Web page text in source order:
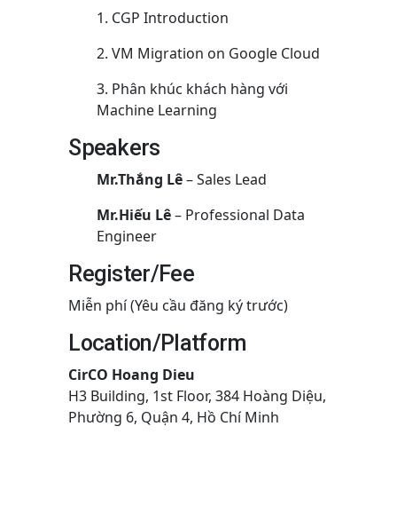
CGP Introduction
VM Migration on Google Cloud
Phân khúc khách hàng với
Machine Learning
Speakers
Mr.Thắng Lê– Sales Lead
Mr.Hiếu Lê– Professional Data
Engineer
Register/Fee
Miễn phí (Yêu cầu đăng ký trước)
Location/Platform
CirCO Hoang Dieu
H3 Building, 1st Floor, 384 Hoàng Diệu,
Phường 6, Quận 4, Hồ Chí Minh